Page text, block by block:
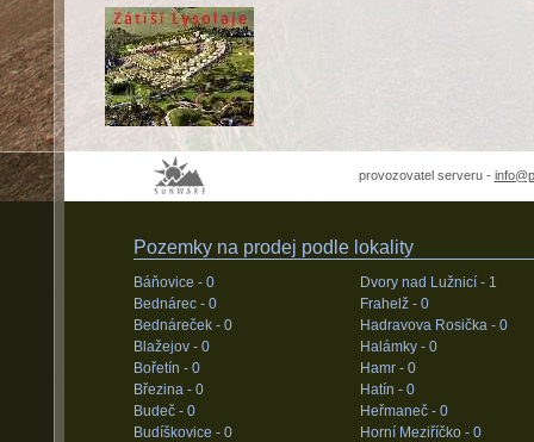
provozovatel serveru -
Pozemky na prodej podle lokality
Báňovice - 0
Bednárec - 0
Bednáreček - 0
Blažejov - 0
Bořetín - 0
Březina - 0
Budeč - 0
Budíškovice - 0
Dvory nad Lužnicí - 1
Frahelž - 0
Hadravova Rosička - 0
Halámky - 0
Hamr - 0
Hatín - 0
Heřmaneč - 0
Horní Meziříčko - 0